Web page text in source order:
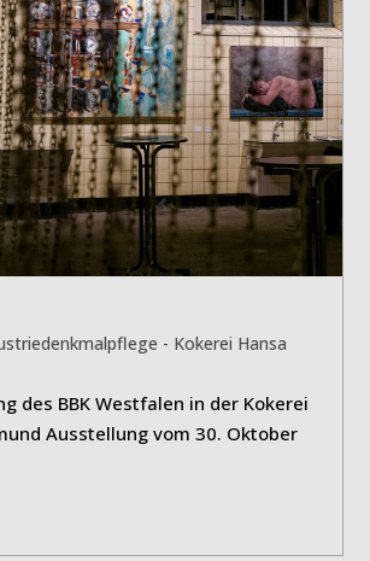
- Kokerei Hansa
des BBK Westfalen in der Kokerei
Ausstellung vom 30. Oktober